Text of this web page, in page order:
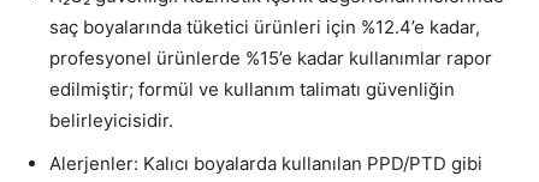
saç boyalarında tüketici ürünleri için %12.4’e kadar,
profesyonel ürünlerde %15’e kadar kullanımlar rapor
edilmiştir; formül ve kullanım talimatı güvenliğin
belirleyicisidir.
Alerjenler: Kalıcı boyalarda kullanılan PPD/PTD gibi